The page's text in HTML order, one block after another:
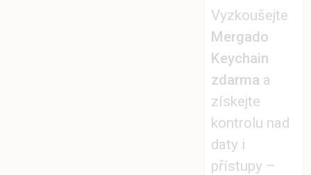
Vyzkoušejte
Mergado
Keychain
zdarma a
získejte
kontrolu nad
daty i
přístupy –